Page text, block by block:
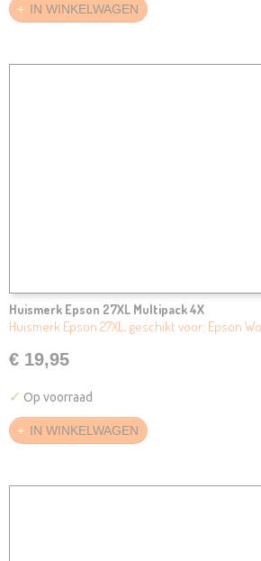
IN WINKELWAGEN
Huismerk Epson 27XL Multipack 4X
Huismerk Epson 27XL, geschikt voor: Epson
€ 19,95
✓ Op voorraad
IN WINKELWAGEN